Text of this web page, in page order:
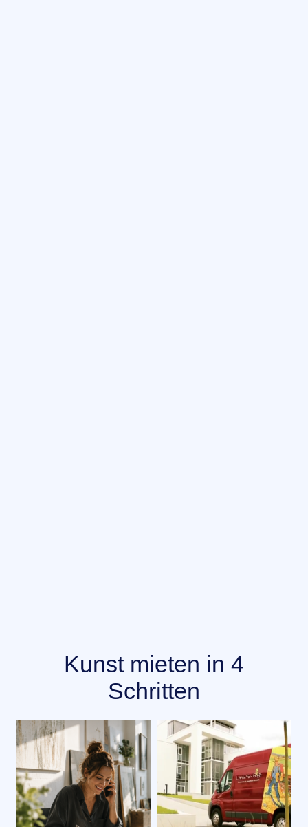
Kunst mieten in 4
Schritten